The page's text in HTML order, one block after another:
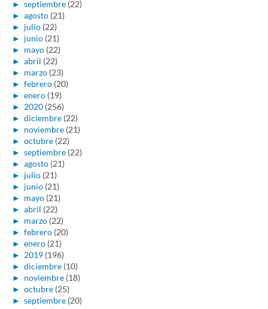
► septiembre (22)
► agosto (21)
► julio (22)
► junio (21)
► mayo (22)
► abril (22)
► marzo (23)
► febrero (20)
► enero (19)
► 2020 (256)
► diciembre (22)
► noviembre (21)
► octubre (22)
► septiembre (22)
► agosto (21)
► julio (21)
► junio (21)
► mayo (21)
► abril (22)
► marzo (22)
► febrero (20)
► enero (21)
► 2019 (196)
► diciembre (10)
► noviembre (18)
► octubre (25)
► septiembre (20)